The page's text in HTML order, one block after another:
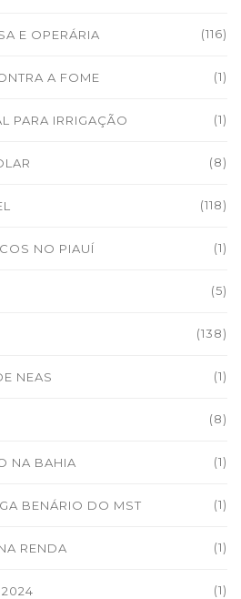
E OPERÁRIA (116)
A FOME (1)
PARA IRRIGAÇÃO (1)
(8)
(118)
NO PIAUÍ (1)
(5)
(138)
NEAS (1)
(8)
NA BAHIA (1)
BENÁRIO DO MST (1)
RENDA (1)
(1)